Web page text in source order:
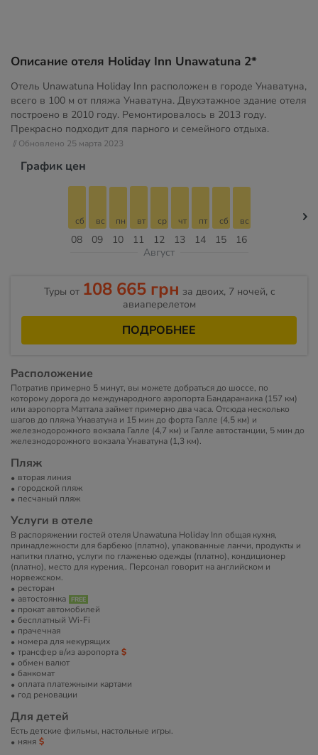
Описание отеля Holiday Inn Unawatuna 2*
Отель Unawatuna Holiday Inn расположен в городе Унаватуна,
всего в 100 м от пляжа Унаватуна. Двухэтажное здание отеля
построено в 2010 году. Ремонтировалось в 2013 году.
Прекрасно подходит для парного и семейного отдыха.
// Обновлено 25 марта 2023
График цен
08
сб
09
вс
10
пн
11
вт
12
ср
13
чт
14
пт
15
сб
16
вс
Август
Туры от 108 665 грн за двоих, 7 ночей, c
авиаперелетом
ПОДРОБНЕЕ
Расположение
Потратив примерно 5 минут, вы можете добраться до шоссе, по
которому дорога до международного аэропорта Бандаранаика (157 км)
или аэропорта Маттала займет примерно два часа. Отсюда несколько
шагов до пляжа Унаватуна и 15 мин до форта Галле (4,5 км) и
железнодорожного вокзала Галле (4,7 км) и Галле автостанции, 5 мин до
железнодорожного вокзала Унаватуна (1,3 км).
Пляж
вторая линия
городской пляж
песчаный пляж
Услуги в отеле
В распоряжении гостей отеля Unawatuna Holiday Inn общая кухня,
принадлежности для барбекю (платно), упакованные ланчи, продукты и
напитки платно, услуги по глаженью одежды (платно), кондиционер
(платно), место для курения,. Персонал говорит на английском и
норвежском.
ресторан
автостоянка
прокат автомобилей
бесплатный Wi-Fi
прачечная
номера для некурящих
трансфер в/из аэропорта
обмен валют
банкомат
оплата платежными картами
год реновации
Для детей
Есть детские фильмы, настольные игры.
няня